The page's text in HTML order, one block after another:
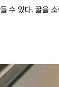
수 있다. 꿀을